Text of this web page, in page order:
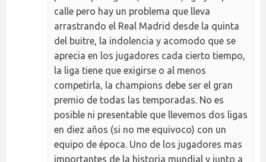
calle pero hay un problema que lleva
arrastrando el Real Madrid desde la quinta
del buitre, la indolencia y acomodo que se
aprecia en los jugadores cada cierto tiempo,
la liga tiene que exigirse o al menos
competirla, la champions debe ser el gran
premio de todas las temporadas. No es
posible ni presentable que llevemos dos ligas
en diez años (si no me equivoco) con un
equipo de época. Uno de los jugadores mas
importantes de la historia mundial y junto a